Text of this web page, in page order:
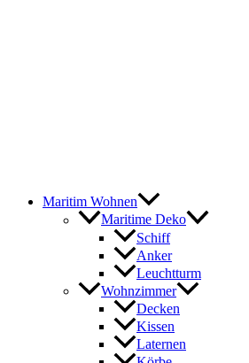
Maritim Wohnen
Maritime Deko
Schiff
Anker
Leuchtturm
Wohnzimmer
Decken
Kissen
Laternen